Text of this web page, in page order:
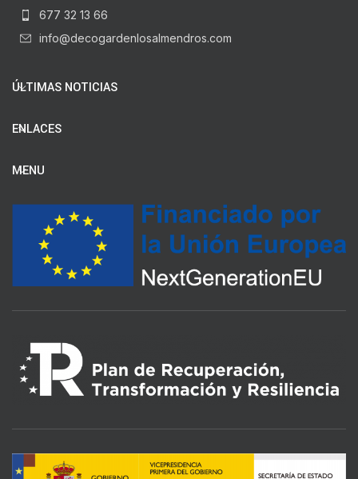
677 32 13 66
info@decogardenlosalmendros.com
ÚLTIMAS NOTICIAS
ENLACES
MENU